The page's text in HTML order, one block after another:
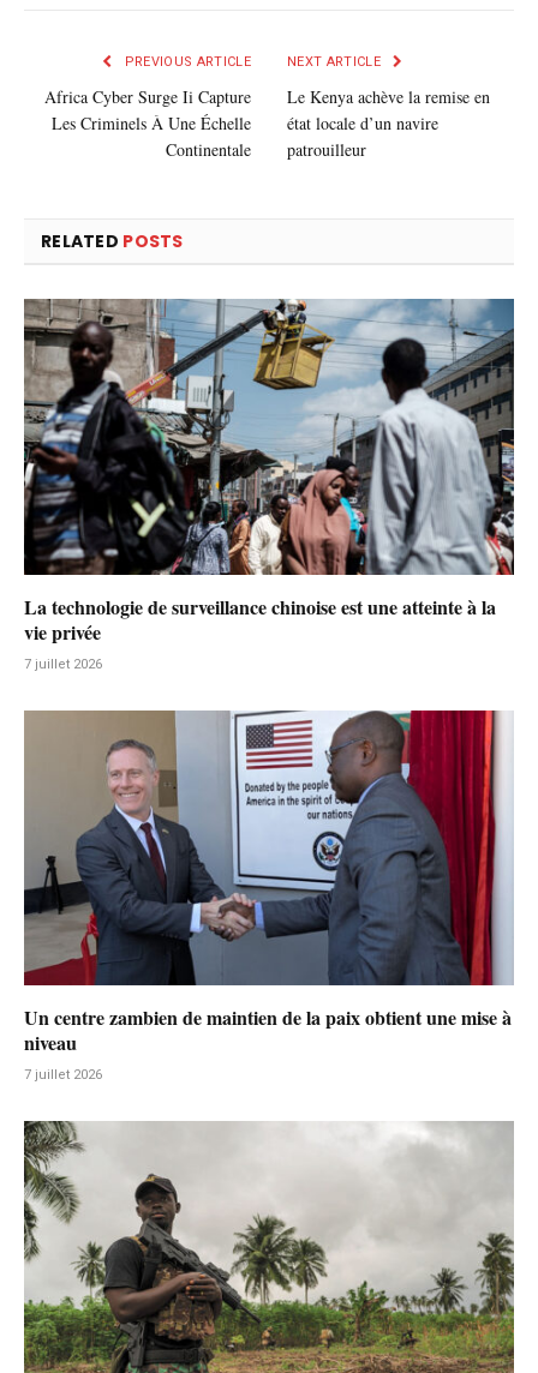
PREVIOUS ARTICLE
Africa Cyber Surge Ii Capture
Les Criminels À Une Échelle
Continentale
NEXT ARTICLE
Le Kenya achève la remise en
état locale d’un navire
patrouilleur
RELATED POSTS
La technologie de surveillance chinoise est une atteinte à la
vie privée
7 juillet 2026
Un centre zambien de maintien de la paix obtient une mise à
niveau
7 juillet 2026